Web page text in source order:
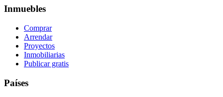
Inmuebles
Comprar
Arrendar
Proyectos
Inmobiliarias
Publicar gratis
Países